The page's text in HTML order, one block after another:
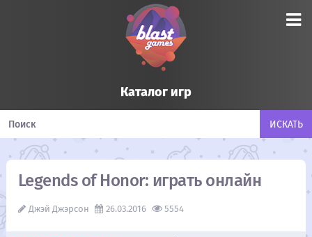
Каталог игр
Legends of Honor: играть онлайн
Джэй Джэрсон 26.03.2016 5554